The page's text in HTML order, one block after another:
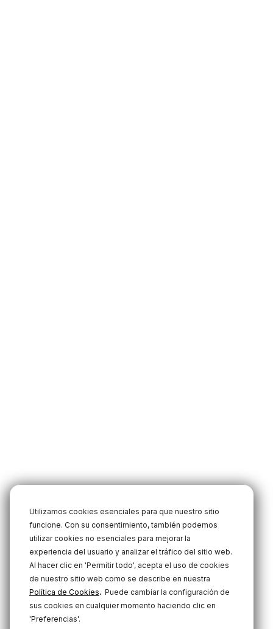
Utilizamos cookies esenciales para que nuestro sitio
funcione. Con su consentimiento, también podemos
utilizar cookies no esenciales para mejorar la
experiencia del usuario y analizar el tráfico del sitio web.
Al hacer clic en 'Permitir todo', acepta el uso de cookies
de nuestro sitio web como se describe en nuestra
Política de Cookies. Puede cambiar la configuración de
sus cookies en cualquier momento haciendo clic en
'Preferencias'.